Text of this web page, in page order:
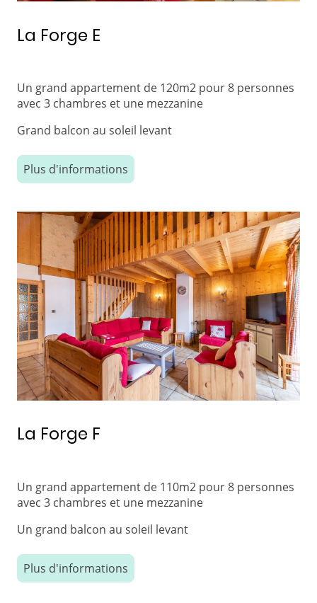
La Forge E
Un grand appartement de 120m2 pour 8 personnes
avec 3 chambres et une mezzanine
Grand balcon au soleil levant
Plus d'informations
La Forge F
Un grand appartement de 110m2 pour 8 personnes
avec 3 chambres et une mezzanine
Un grand balcon au soleil levant
Plus d'informations